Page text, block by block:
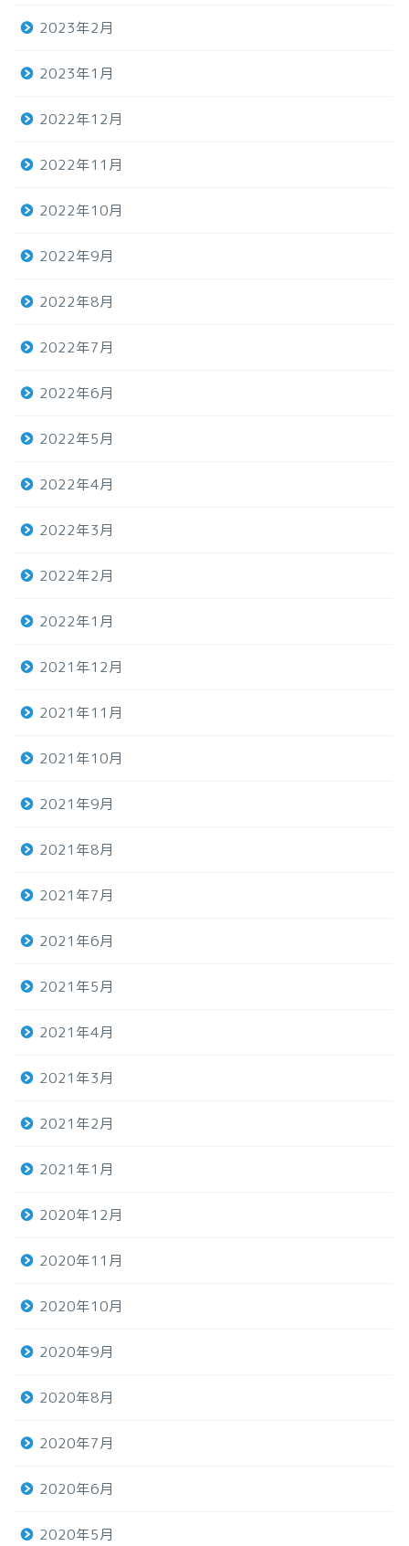
2023年2月
2023年1月
2022年12月
2022年11月
2022年10月
2022年9月
2022年8月
2022年7月
2022年6月
2022年5月
2022年4月
2022年3月
2022年2月
2022年1月
2021年12月
2021年11月
2021年10月
2021年9月
2021年8月
2021年7月
2021年6月
2021年5月
2021年4月
2021年3月
2021年2月
2021年1月
2020年12月
2020年11月
2020年10月
2020年9月
2020年8月
2020年7月
2020年6月
2020年5月